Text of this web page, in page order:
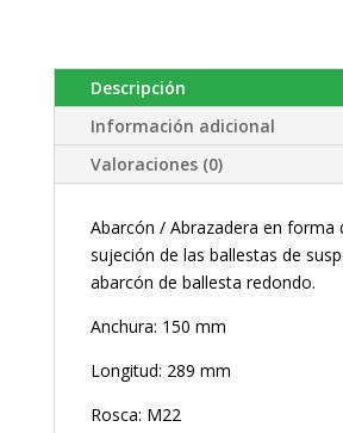
Descripción
Información adicional
Valoraciones (0)
Abarcón / Abrazadera en forma
sujeción de las ballestas de
abarcón de ballesta redondo.
Anchura: 150 mm
Longitud: 289 mm
Rosca: M22